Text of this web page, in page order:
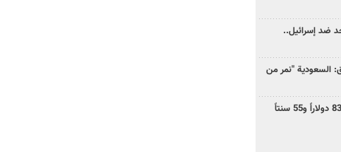
ضد إسرائيل..
السعودية "نمر من
ارتفاع سعر النفط إلى 83 دولاراً و55 سنتاً